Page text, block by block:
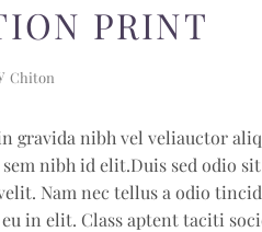
PRINT
Chiton
gravida nibh vel veliauctor
nibh id elit.Duis sed odio
Nam nec tellus a odio
in elit. Class aptent taciti